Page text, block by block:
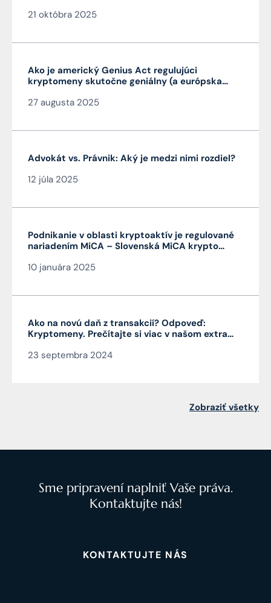
21 októbra 2025
Ako je americký Genius Act regulujúci
kryptomeny skutočne geniálny (a európska
27 augusta 2025
Advokát vs. Právnik: Aký je medzi nimi rozdiel?
12 júla 2025
Podnikanie v oblasti kryptoaktív je regulované
nariadením MiCA – Slovenská MiCA krypto
10 januára 2025
Ako na novú daň z transakcií? Odpoveď:
Kryptomeny. Prečítajte si viac v našom extra
Čarnogurského
23 septembra 2024
Zobraziť všetky
Sme pripravení naplniť Vaše práva.
Kontaktujte nás!
KONTAKTUJTE NÁS